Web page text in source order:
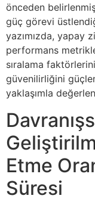
önceden
güç görevi
yazımızda, yapay
performans
sıralama
güvenilirliğini
yaklaşımla
Etme
Süresi